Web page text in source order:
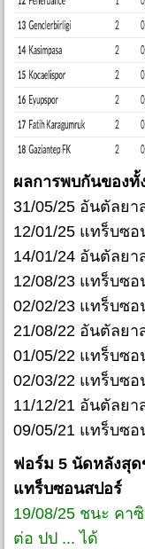
ผลการพบกันของทั้
31/05/25 อันตัลย
12/01/25 แทร็บซ
14/01/24 อันตัลย
12/08/23 แทร็บซ
02/02/23 แทร็บซ
21/08/22 อันตัลย
01/05/22 แทร็บซ
02/03/22 แทร็บซ
11/12/21 อันตัลย
09/05/21 แทร็บซ
ฟอร์ม 5 นัดหลังสุด
แทร็บซอนสปอร์
19/08/25 ชนะ คา
ต่อ ปป ... ได้